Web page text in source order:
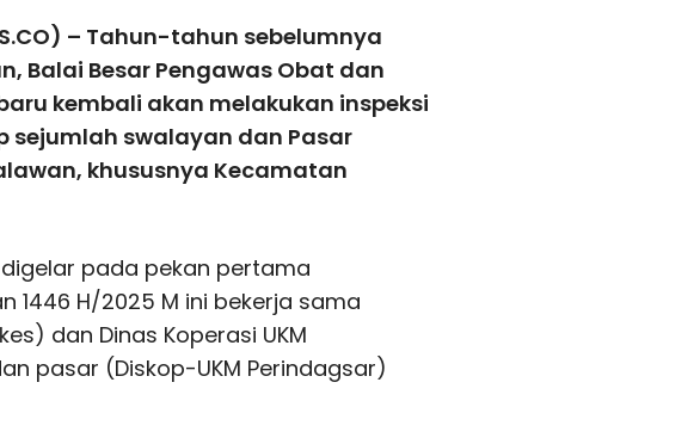
– Tahun-tahun sebelumnya
Balai Besar Pengawas Obat dan
kembali akan melakukan inspeksi
swalayan dan Pasar
khususnya Kecamatan
pada pekan pertama
1446 H/2025 M ini bekerja sama
dan Dinas Koperasi UKM
pasar (Diskop-UKM Perindagsar)